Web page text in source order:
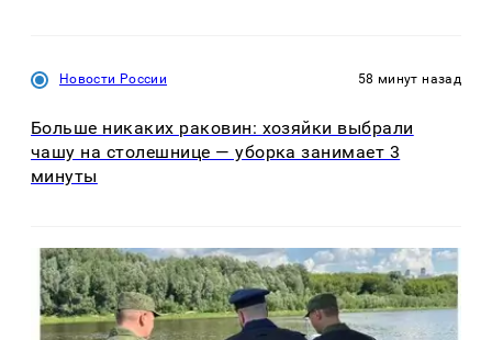
Новости России 58 минут назад
Больше никаких раковин: хозяйки выбрали
чашу на столешнице — уборка занимает 3
минуты